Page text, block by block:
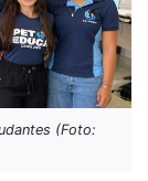
(Foto: